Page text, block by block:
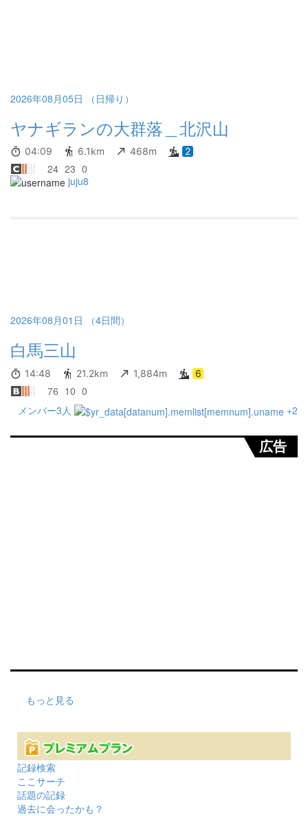
2026年08月05日 （日帰り）
ヤナギランの大群落＿北沢山
04:09 6.1km 468m 2
24 23 0
juju8
2026年08月01日 （4日間）
白馬三山
14:48 21.2km 1,884m 6
76 10 0
メンバー3人
+2
広告
もっと見る
記録検索
ここサーチ
話題の記録
過去に会ったかも？